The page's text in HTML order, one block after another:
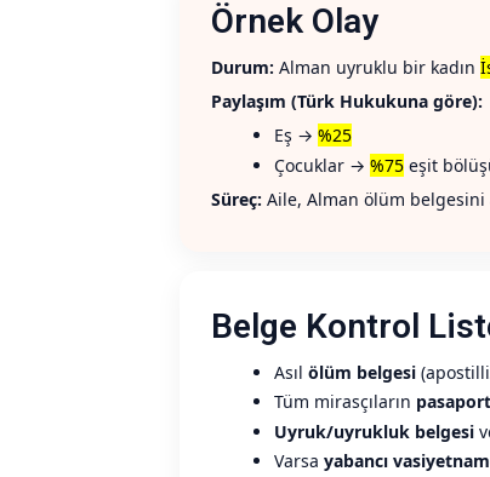
Örnek Olay
Durum: Alman uyruklu bir kadın
Paylaşım (Türk Hukukuna göre):
Eş → %25
Çocuklar → %75 eşit
Süreç: Aile, Alman ölüm belgesini
Belge Kontrol
Asıl ölüm belgesi
Tüm mirasçıların
Uyruk/uyrukluk belgesi
Varsa yabancı